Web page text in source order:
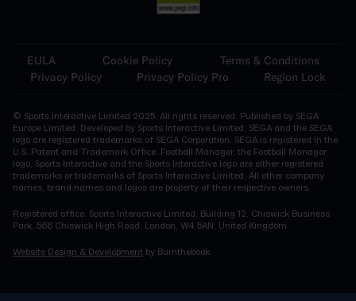
EULA Cookie Policy
Terms & Conditions
Privacy Policy
Privacy Policy Pro Region Lock
© Sports Interactive Limited 2025. All rights reserved. Published by SEGA
Europe Limited. Developed by Sports Interactive Limited. SEGA and the SEGA
logo are registered trademarks of SEGA Corporation. SEGA is registered in the
U.S. Patent and Trademark Office. Football Manager, the Football Manager
logo, Sports Interactive and the Sports Interactive logo are either registered
trademarks or trademarks of Sports Interactive Limited. All other company
names, brand names and logos are property of their respective owners.
Registered office: Sports Interactive Limited, Building 12, Chiswick Business
Park, 566 Chiswick High Road, London, W4 5AN, United Kingdom
Website Design & Development by Burnthebook